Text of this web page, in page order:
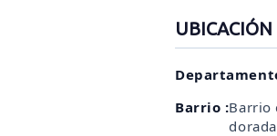
UBICACIÓN
Barrio :Barrio
dorada